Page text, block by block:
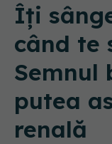
Îți
când te
Semnul
putea
renală